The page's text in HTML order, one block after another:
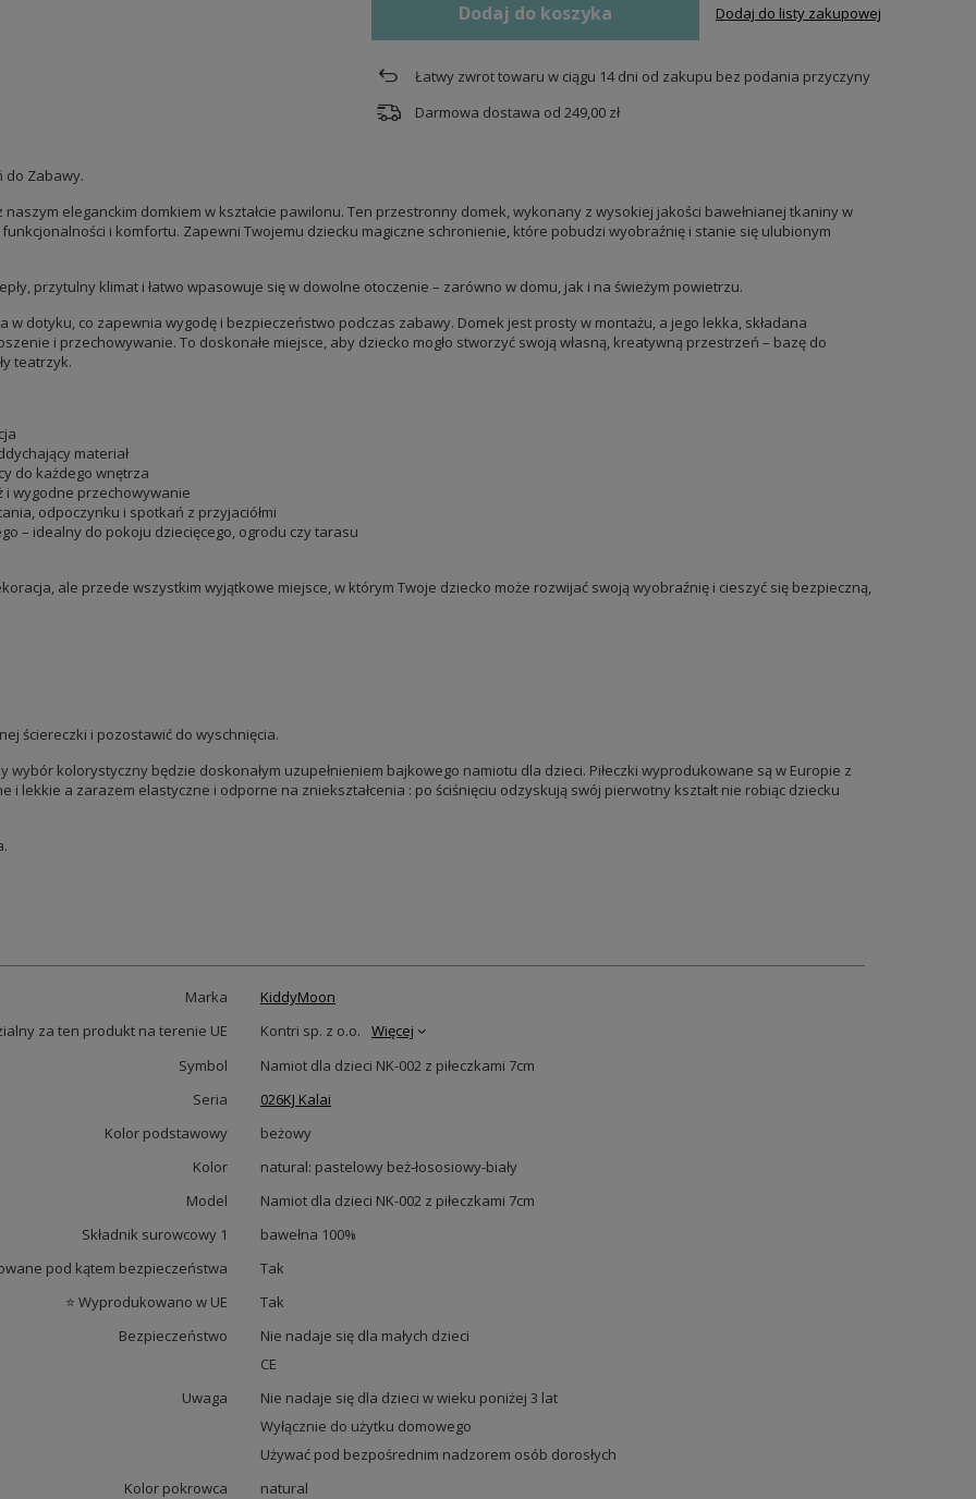
Dodaj do koszyka Dodaj do listy zakupowej
Łatwy zwrot towaru w ciągu 14dni od zakupu bez podania przyczyny
Darmowa dostawa od 249,00 zł
do Zabawy.
eleganckim domkiem w kształcie pawilonu. Ten przestronny domek, wykonany z wysokiej jakości bawełnianej tkaniny w
i komfortu. Zapewni Twojemu dziecku magiczne schronienie, które pobudzi wyobraźnię i stanie się ulubionym
przytulny klimat i łatwo wpasowuje się w dowolne otoczenie – zarówno w domu, jak i na świeżym powietrzu.
dotyku, co zapewnia wygodę i bezpieczeństwo podczas zabawy. Domek jest prosty w montażu, a jego lekka, składana
i przechowywanie. To doskonałe miejsce, aby dziecko mogło stworzyć swoją własną, kreatywną przestrzeń – bazę do
teatrzyk.
materiał
do każdego wnętrza
i wygodne przechowywanie
odpoczynku i spotkań z przyjaciółmi
– idealny do pokoju dziecięcego, ogrodu czy tarasu
ale przede wszystkim wyjątkowe miejsce, w którym Twoje dziecko może rozwijać swoją wyobraźnię i cieszyć się bezpieczną,
ściereczki i pozostawić do wyschnięcia.
wybór kolorystyczny będzie doskonałym uzupełnieniem bajkowego namiotu dla dzieci. Piłeczki wyprodukowane są w Europie z
i lekkie a zarazem elastyczne i odporne na zniekształcenia : po ściśnięciu odzyskują swój pierwotny kształt nie robiąc dziecku
Marka
KiddyMoon
za ten produkt na terenie UE
Kontri sp. z o.o.
Więcej
Symbol
Namiot dla dzieci NK-002 z piłeczkami 7cm
Seria
026KJ Kalai
Kolor podstawowy
beżowy
Kolor
natural: pastelowy beż-łososiowy-biały
Model
Namiot dla dzieci NK-002 z piłeczkami 7cm
Składnik surowcowy 1
bawełna 100%
pod kątem bezpieczeństwa
Tak
⭐ Wyprodukowano w UE
Tak
Bezpieczeństwo
Nie nadaje się dla małych dzieci
CE
Uwaga
Nie nadaje się dla dzieci w wieku poniżej 3 lat
Wyłącznie do użytku domowego
Używać pod bezpośrednim nadzorem osób dorosłych
Kolor pokrowca
natural